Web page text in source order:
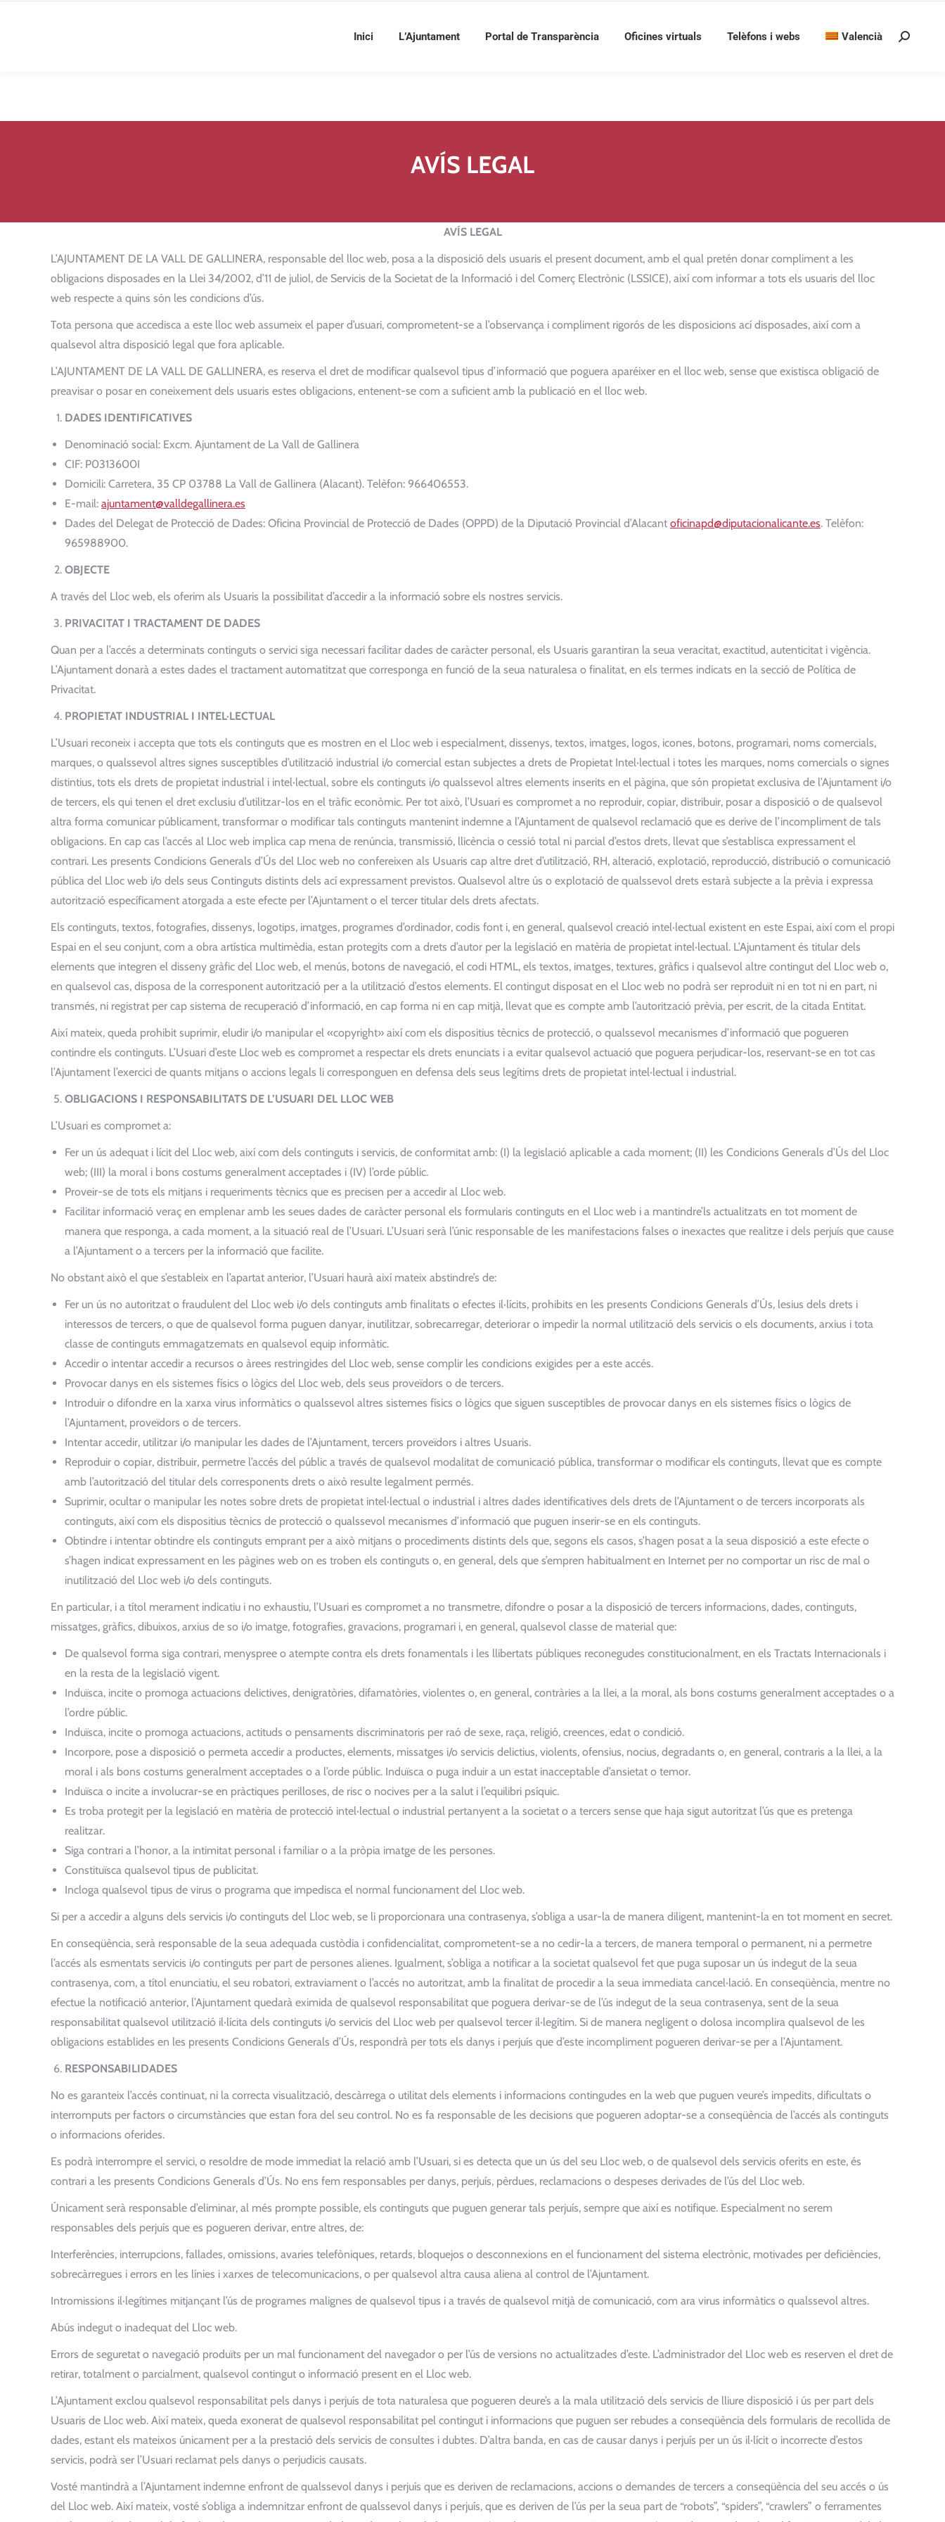
Inici L’Ajuntament Portal de Transparència Oficines virtuals Telèfons i webs Valencià Search:
AVÍS LEGAL
AVÍS LEGAL
L’AJUNTAMENT DE LA VALL DE GALLINERA, responsable del lloc web, posa a la disposició dels usuaris el present document, amb el qual pretén donar compliment a les
obligacions disposades en la Llei 34/2002, d’11 de juliol, de Servicis de la Societat de la Informació i del Comerç Electrònic (LSSICE), així com informar a tots els usuaris del lloc
web respecte a quins són les condicions d’ús.
Tota persona que accedisca a este lloc web assumeix el paper d’usuari, comprometent-se a l’observança i compliment rigorós de les disposicions ací disposades, així com a
qualsevol altra disposició legal que fora aplicable.
L’AJUNTAMENT DE LA VALL DE GALLINERA, es reserva el dret de modificar qualsevol tipus d’informació que poguera aparéixer en el lloc web, sense que existisca obligació de
preavisar o posar en coneixement dels usuaris estes obligacions, entenent-se com a suficient amb la publicació en el lloc web.
DADES IDENTIFICATIVES
Denominació social: Excm. Ajuntament de La Vall de Gallinera
CIF: P0313600I
Domicili: Carretera, 35 CP 03788 La Vall de Gallinera (Alacant). Telèfon: 966406553.
E-mail: ajuntament@valldegallinera.es
Dades del Delegat de Protecció de Dades: Oficina Provincial de Protecció de Dades (OPPD) de la Diputació Provincial d’Alacant oficinapd@diputacionalicante.es. Telèfon:
965988900.
OBJECTE
A través del Lloc web, els oferim als Usuaris la possibilitat d’accedir a la informació sobre els nostres servicis.
PRIVACITAT I TRACTAMENT DE DADES
Quan per a l’accés a determinats continguts o servici siga necessari facilitar dades de caràcter personal, els Usuaris garantiran la seua veracitat, exactitud, autenticitat i vigència.
L’Ajuntament donarà a estes dades el tractament automatitzat que corresponga en funció de la seua naturalesa o finalitat, en els termes indicats en la secció de Política de
Privacitat.
PROPIETAT INDUSTRIAL I INTEL·LECTUAL
L’Usuari reconeix i accepta que tots els continguts que es mostren en el Lloc web i especialment, dissenys, textos, imatges, logos, icones, botons, programari, noms comercials,
marques, o qualssevol altres signes susceptibles d’utilització industrial i/o comercial estan subjectes a drets de Propietat Intel·lectual i totes les marques, noms comercials o signes
distintius, tots els drets de propietat industrial i intel·lectual, sobre els continguts i/o qualssevol altres elements inserits en el pàgina, que són propietat exclusiva de l’Ajuntament i/o
de tercers, els qui tenen el dret exclusiu d’utilitzar-los en el tràfic econòmic. Per tot això, l’Usuari es compromet a no reproduir, copiar, distribuir, posar a disposició o de qualsevol
altra forma comunicar públicament, transformar o modificar tals continguts mantenint indemne a l’Ajuntament de qualsevol reclamació que es derive de l’incompliment de tals
obligacions. En cap cas l’accés al Lloc web implica cap mena de renúncia, transmissió, llicència o cessió total ni parcial d’estos drets, llevat que s’establisca expressament el
contrari. Les presents Condicions Generals d’Ús del Lloc web no confereixen als Usuaris cap altre dret d’utilització, RH, alteració, explotació, reproducció, distribució o comunicació
pública del Lloc web i/o dels seus Continguts distints dels ací expressament previstos. Qualsevol altre ús o explotació de qualssevol drets estarà subjecte a la prèvia i expressa
autorització específicament atorgada a este efecte per l’Ajuntament o el tercer titular dels drets afectats.
Els continguts, textos, fotografies, dissenys, logotips, imatges, programes d’ordinador, codis font i, en general, qualsevol creació intel·lectual existent en este Espai, així com el propi
Espai en el seu conjunt, com a obra artística multimèdia, estan protegits com a drets d’autor per la legislació en matèria de propietat intel·lectual. L’Ajuntament és titular dels
elements que integren el disseny gràfic del Lloc web, el menús, botons de navegació, el codi HTML, els textos, imatges, textures, gràfics i qualsevol altre contingut del Lloc web o,
en qualsevol cas, disposa de la corresponent autorització per a la utilització d’estos elements. El contingut disposat en el Lloc web no podrà ser reproduït ni en tot ni en part, ni
transmés, ni registrat per cap sistema de recuperació d’informació, en cap forma ni en cap mitjà, llevat que es compte amb l’autorització prèvia, per escrit, de la citada Entitat.
Així mateix, queda prohibit suprimir, eludir i/o manipular el «copyright» així com els dispositius tècnics de protecció, o qualssevol mecanismes d’informació que pogueren
contindre els continguts. L’Usuari d’este Lloc web es compromet a respectar els drets enunciats i a evitar qualsevol actuació que poguera perjudicar-los, reservant-se en tot cas
l’Ajuntament l’exercici de quants mitjans o accions legals li corresponguen en defensa dels seus legítims drets de propietat intel·lectual i industrial.
OBLIGACIONS I RESPONSABILITATS DE L’USUARI DEL LLOC WEB
L’Usuari es compromet a:
Fer un ús adequat i lícit del Lloc web, així com dels continguts i servicis, de conformitat amb: (I) la legislació aplicable a cada moment; (II) les Condicions Generals d’Ús del Lloc
web; (III) la moral i bons costums generalment acceptades i (IV) l’orde públic.
Proveir-se de tots els mitjans i requeriments tècnics que es precisen per a accedir al Lloc web.
Facilitar informació veraç en emplenar amb les seues dades de caràcter personal els formularis continguts en el Lloc web i a mantindre’ls actualitzats en tot moment de
manera que responga, a cada moment, a la situació real de l’Usuari. L’Usuari serà l’únic responsable de les manifestacions falses o inexactes que realitze i dels perjuís que cause
a l’Ajuntament o a tercers per la informació que facilite.
No obstant això el que s’estableix en l’apartat anterior, l’Usuari haurà així mateix abstindre’s de:
Fer un ús no autoritzat o fraudulent del Lloc web i/o dels continguts amb finalitats o efectes il·lícits, prohibits en les presents Condicions Generals d’Ús, lesius dels drets i
interessos de tercers, o que de qualsevol forma puguen danyar, inutilitzar, sobrecarregar, deteriorar o impedir la normal utilització dels servicis o els documents, arxius i tota
classe de continguts emmagatzemats en qualsevol equip informàtic.
Accedir o intentar accedir a recursos o àrees restringides del Lloc web, sense complir les condicions exigides per a este accés.
Provocar danys en els sistemes físics o lògics del Lloc web, dels seus proveïdors o de tercers.
Introduir o difondre en la xarxa virus informàtics o qualssevol altres sistemes físics o lògics que siguen susceptibles de provocar danys en els sistemes físics o lògics de
l’Ajuntament, proveïdors o de tercers.
Intentar accedir, utilitzar i/o manipular les dades de l’Ajuntament, tercers proveïdors i altres Usuaris.
Reproduir o copiar, distribuir, permetre l’accés del públic a través de qualsevol modalitat de comunicació pública, transformar o modificar els continguts, llevat que es compte
amb l’autorització del titular dels corresponents drets o això resulte legalment permés.
Suprimir, ocultar o manipular les notes sobre drets de propietat intel·lectual o industrial i altres dades identificatives dels drets de l’Ajuntament o de tercers incorporats als
continguts, així com els dispositius tècnics de protecció o qualssevol mecanismes d’informació que puguen inserir-se en els continguts.
Obtindre i intentar obtindre els continguts emprant per a això mitjans o procediments distints dels que, segons els casos, s’hagen posat a la seua disposició a este efecte o
s’hagen indicat expressament en les pàgines web on es troben els continguts o, en general, dels que s’empren habitualment en Internet per no comportar un risc de mal o
inutilització del Lloc web i/o dels continguts.
En particular, i a títol merament indicatiu i no exhaustiu, l’Usuari es compromet a no transmetre, difondre o posar a la disposició de tercers informacions, dades, continguts,
missatges, gràfics, dibuixos, arxius de so i/o imatge, fotografies, gravacions, programari i, en general, qualsevol classe de material que:
De qualsevol forma siga contrari, menyspree o atempte contra els drets fonamentals i les llibertats públiques reconegudes constitucionalment, en els Tractats Internacionals i
en la resta de la legislació vigent.
Induïsca, incite o promoga actuacions delictives, denigratòries, difamatòries, violentes o, en general, contràries a la llei, a la moral, als bons costums generalment acceptades o a
l’ordre públic.
Induïsca, incite o promoga actuacions, actituds o pensaments discriminatoris per raó de sexe, raça, religió, creences, edat o condició.
Incorpore, pose a disposició o permeta accedir a productes, elements, missatges i/o servicis delictius, violents, ofensius, nocius, degradants o, en general, contraris a la llei, a la
moral i als bons costums generalment acceptades o a l’orde públic. Induïsca o puga induir a un estat inacceptable d’ansietat o temor.
Induïsca o incite a involucrar-se en pràctiques perilloses, de risc o nocives per a la salut i l’equilibri psíquic.
Es troba protegit per la legislació en matèria de protecció intel·lectual o industrial pertanyent a la societat o a tercers sense que haja sigut autoritzat l’ús que es pretenga
realitzar.
Siga contrari a l’honor, a la intimitat personal i familiar o a la pròpia imatge de les persones.
Constituïsca qualsevol tipus de publicitat.
Incloga qualsevol tipus de virus o programa que impedisca el normal funcionament del Lloc web.
Si per a accedir a alguns dels servicis i/o continguts del Lloc web, se li proporcionara una contrasenya, s’obliga a usar-la de manera diligent, mantenint-la en tot moment en secret.
En conseqüència, serà responsable de la seua adequada custòdia i confidencialitat, comprometent-se a no cedir-la a tercers, de manera temporal o permanent, ni a permetre
l’accés als esmentats servicis i/o continguts per part de persones alienes. Igualment, s’obliga a notificar a la societat qualsevol fet que puga suposar un ús indegut de la seua
contrasenya, com, a títol enunciatiu, el seu robatori, extraviament o l’accés no autoritzat, amb la finalitat de procedir a la seua immediata cancel·lació. En conseqüència, mentre no
efectue la notificació anterior, l’Ajuntament quedarà eximida de qualsevol responsabilitat que poguera derivar-se de l’ús indegut de la seua contrasenya, sent de la seua
responsabilitat qualsevol utilització il·lícita dels continguts i/o servicis del Lloc web per qualsevol tercer il·legítim. Si de manera negligent o dolosa incomplira qualsevol de les
obligacions establides en les presents Condicions Generals d’Ús, respondrà per tots els danys i perjuís que d’este incompliment pogueren derivar-se per a l’Ajuntament.
RESPONSABILIDADES
No es garanteix l’accés continuat, ni la correcta visualització, descàrrega o utilitat dels elements i informacions contingudes en la web que puguen veure’s impedits, dificultats o
interromputs per factors o circumstàncies que estan fora del seu control. No es fa responsable de les decisions que pogueren adoptar-se a conseqüència de l’accés als continguts
o informacions oferides.
Es podrà interrompre el servici, o resoldre de mode immediat la relació amb l’Usuari, si es detecta que un ús del seu Lloc web, o de qualsevol dels servicis oferits en este, és
contrari a les presents Condicions Generals d’Ús. No ens fem responsables per danys, perjuís, pèrdues, reclamacions o despeses derivades de l’ús del Lloc web.
Únicament serà responsable d’eliminar, al més prompte possible, els continguts que puguen generar tals perjuís, sempre que així es notifique. Especialment no serem
responsables dels perjuís que es pogueren derivar, entre altres, de:
Interferències, interrupcions, fallades, omissions, avaries telefòniques, retards, bloquejos o desconnexions en el funcionament del sistema electrònic, motivades per deficiències,
sobrecàrregues i errors en les línies i xarxes de telecomunicacions, o per qualsevol altra causa aliena al control de l’Ajuntament.
Intromissions il·legítimes mitjançant l’ús de programes malignes de qualsevol tipus i a través de qualsevol mitjà de comunicació, com ara virus informàtics o qualssevol altres.
Abús indegut o inadequat del Lloc web.
Errors de seguretat o navegació produïts per un mal funcionament del navegador o per l’ús de versions no actualitzades d’este. L’administrador del Lloc web es reserven el dret de
retirar, totalment o parcialment, qualsevol contingut o informació present en el Lloc web.
L’Ajuntament exclou qualsevol responsabilitat pels danys i perjuís de tota naturalesa que pogueren deure’s a la mala utilització dels servicis de lliure disposició i ús per part dels
Usuaris de Lloc web. Així mateix, queda exonerat de qualsevol responsabilitat pel contingut i informacions que puguen ser rebudes a conseqüència dels formularis de recollida de
dades, estant els mateixos únicament per a la prestació dels servicis de consultes i dubtes. D’altra banda, en cas de causar danys i perjuís per un ús il·lícit o incorrecte d’estos
servicis, podrà ser l’Usuari reclamat pels danys o perjudicis causats.
Vosté mantindrà a l’Ajuntament indemne enfront de qualssevol danys i perjuís que es deriven de reclamacions, accions o demandes de tercers a conseqüència del seu accés o ús
del Lloc web. Així mateix, vosté s’obliga a indemnitzar enfront de qualssevol danys i perjuís, que es deriven de l’ús per la seua part de “robots”, “spiders”, “crawlers” o ferramentes